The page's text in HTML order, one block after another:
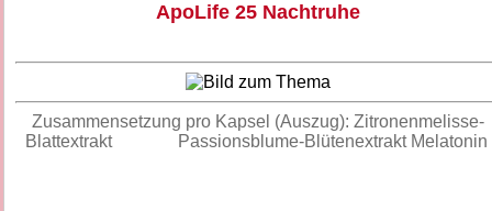
ApoLife 25 Nachtruhe
Zusammensetzung pro Kapsel (Auszug): Zitronenmelisse-
Blattextrakt Passionsblume-Blütenextrakt Melatonin